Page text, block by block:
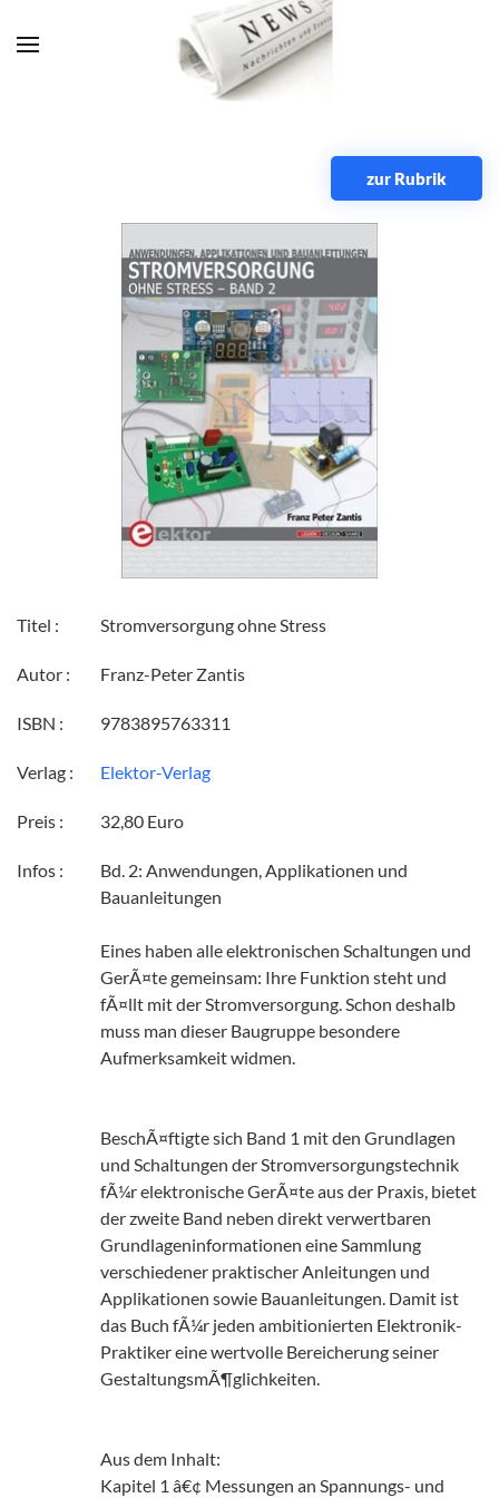
Zum Hauptinhalt springen
zur Rubrik
Titel : Stromversorgung ohne Stress
Autor : Franz-Peter Zantis
ISBN : 9783895763311
Verlag : Elektor-Verlag
Preis : 32,80 Euro
Infos :
Bd. 2: Anwendungen, Applikationen und
Bauanleitungen
Eines haben alle elektronischen Schaltungen und
GerÃ¤te gemeinsam: Ihre Funktion steht und
fÃ¤llt mit der Stromversorgung. Schon deshalb
muss man dieser Baugruppe besondere
Aufmerksamkeit widmen.
BeschÃ¤ftigte sich Band 1 mit den Grundlagen
und Schaltungen der Stromversorgungstechnik
fÃ¼r elektronische GerÃ¤te aus der Praxis, bietet
der zweite Band neben direkt verwertbaren
Grundlageninformationen eine Sammlung
verschiedener praktischer Anleitungen und
Applikationen sowie Bauanleitungen. Damit ist
das Buch fÃ¼r jeden ambitionierten Elektronik-
Praktiker eine wertvolle Bereicherung seiner
GestaltungsmÃ¶glichkeiten.
Aus dem Inhalt:
Kapitel 1 â€¢ Messungen an Spannungs- und